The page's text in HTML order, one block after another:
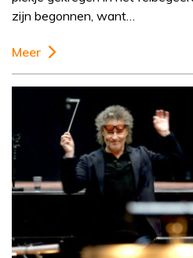
zijn begonnen, want…
Meer